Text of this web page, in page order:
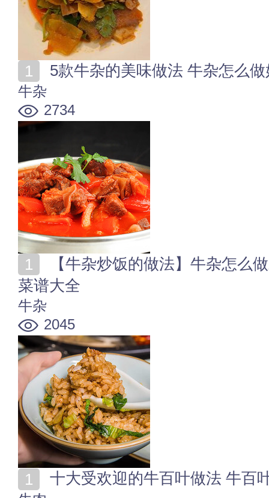
5款牛杂的美味做法 牛杂怎么
牛杂
2734
菜谱大全
牛杂
2045
十大受欢迎的牛百叶做法 牛百